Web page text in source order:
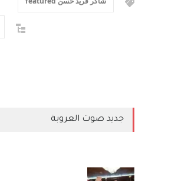
جديد صوت العروبة